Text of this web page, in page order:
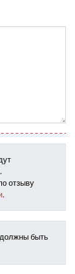
отзыву
.
быть